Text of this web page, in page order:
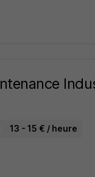
13 - 15 € / heure